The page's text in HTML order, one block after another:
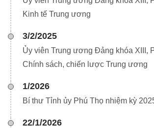
Kinh tế Trung ương
3/2/2025
Ủy viên Trung ương Đảng khóa XIII,
Chính sách, chiến lược Trung ương
1/2026
Bí thư Tỉnh ủy Phú Thọ nhiệm kỳ
22/1/2026